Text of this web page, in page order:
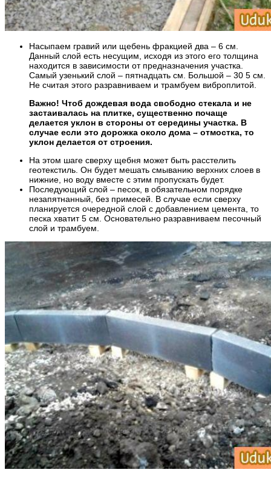
Насыпаем гравий или щебень фракцией два – 6 см.
Данный слой есть несущим, исходя из этого его толщина
находится в зависимости от предназначения участка.
Самый узенький слой – пятнадцать см. Большой – 30 5 см.
Не считая этого разравниваем и трамбуем виброплитой.
Важно! Чтоб дождевая вода свободно стекала и не
застаивалась на плитке, существенно почаще
делается уклон в стороны от середины участка. В
случае если это дорожка около дома – отмостка, то
уклон делается от строения.
На этом шаге сверху щебня может быть расстелить
геотекстиль. Он будет мешать смыванию верхних слоев в
нижние, но воду вместе с этим пропускать будет.
Последующий слой – песок, в обязательном порядке
незапятнанный, без примесей. В случае если сверху
планируется очередной слой с добавлением цемента, то
песка хватит 5 см. Основательно разравниваем песочный
слой и трамбуем.